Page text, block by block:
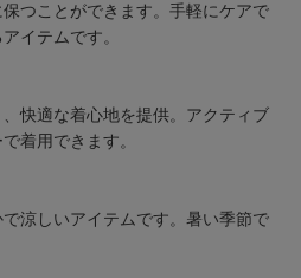
つことができます。手軽にケアで
イテムです。
快適な着心地を提供。アクティブ
着用できます。
涼しいアイテムです。暑い季節で